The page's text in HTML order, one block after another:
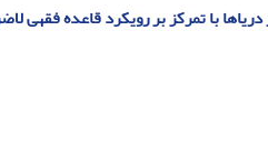
با تمرکز بر رویکرد قاعده فقهی